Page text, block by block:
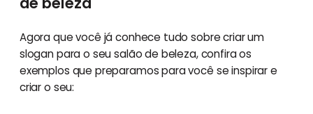
Agora que você já conhece tudo sobre criar um
slogan para o seu salão de beleza, confira os
exemplos que preparamos para você se inspirar e
criar o seu: